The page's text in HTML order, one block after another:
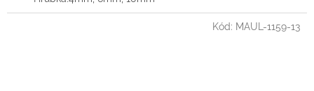
Kód: MAUL-1159-13